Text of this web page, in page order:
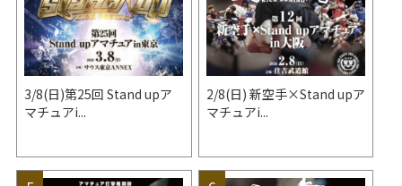
3/8(日)第25回 Stand upア
マチュアi...
2/8(日) 新空手×Stand upア
マチュアi...